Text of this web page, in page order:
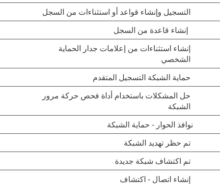
التسجيل وإنشاء قواعد أو استثناءات من السجل
إنشاء قاعدة من السجل
إنشاء استثناءات من إعلامات جدار الحماية
الشخصي
حماية الشبكة التسجيل المتقدم
حل المشكلات باستخدام أداة فحص حركة مرور
الشبكة
نوافذ الحوار - حماية الشبكة
تم حظر تهديد الشبكة
تم اكتشاف شبكة جديدة
إنشاء اتصال - اكتشاف